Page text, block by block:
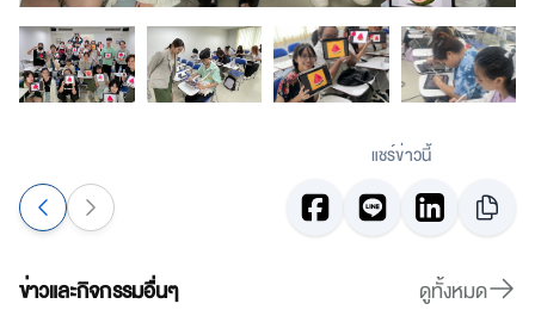
แชร์ข่าวนี้
ข่าวและกิจกรรมอื่นๆ ดูทั้งหมด